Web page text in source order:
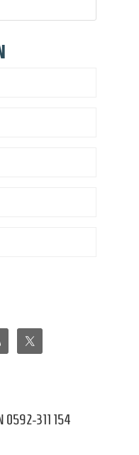
0592-311 154